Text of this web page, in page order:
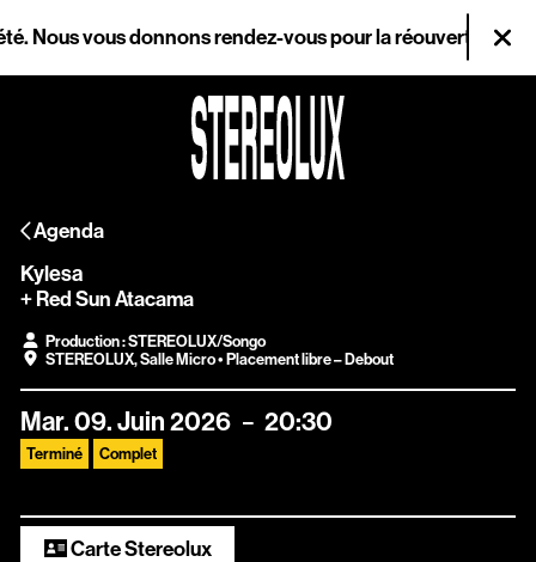
vous donnons rendez-vous pour la réouverture le
Agenda
Kylesa
+ Red Sun Atacama
Production : STEREOLUX/Songo
STEREOLUX,Salle Micro• Placement libre – Debout
Mar.09.Juin2026 20:30
Terminé Complet
Carte Stereolux
Agenda
Magazine
Stereolux
Arts & cultures
numériques
Infos pratiques
Scopitone